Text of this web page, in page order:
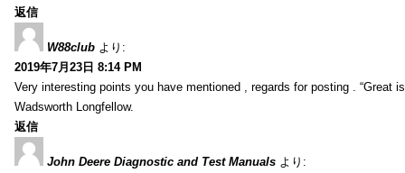
返信
W88club より:
2019年7月23日 8:14 PM
Very interesting points you have mentioned , regards for posting . “Great
Wadsworth Longfellow.
返信
John Deere Diagnostic and Test Manuals より: